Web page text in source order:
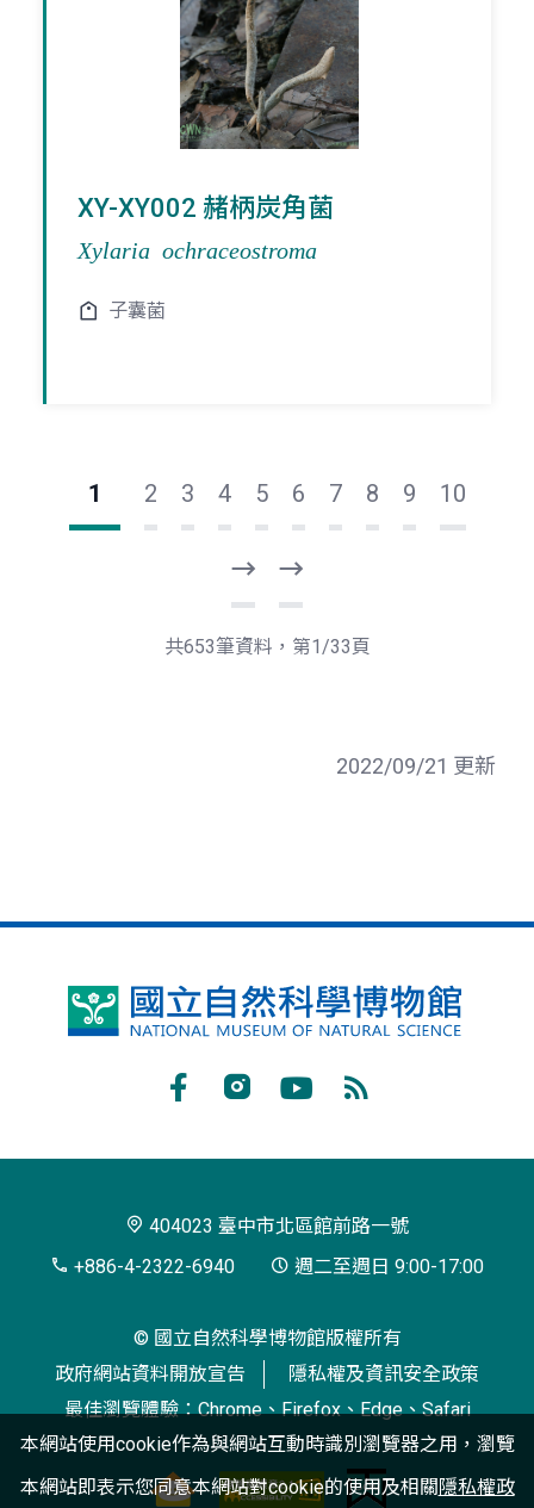
XY-XY002 赭柄炭角菌
Xylaria ochraceostroma
子囊菌
1 2 3 4 5 6 7 8 9 10
一
頁
後
一
共653筆資料，第1/33頁
2022/09/21 更新
國
博
閱
404023 臺中市北區館前路一號
+886-4-2322-6940
週二至週日 9:00-17:00
© 國立自然科學博物館版權所有
政府網站資料開放宣告
隱私權及資訊安全政策
最佳瀏覽體驗：Chrome、Firefox、Edge、Safari
本網站使用cookie作為與網站互動時識別瀏覽器之用，瀏覽
本網站即表示您同意本網站對cookie的使用及相關隱私權政